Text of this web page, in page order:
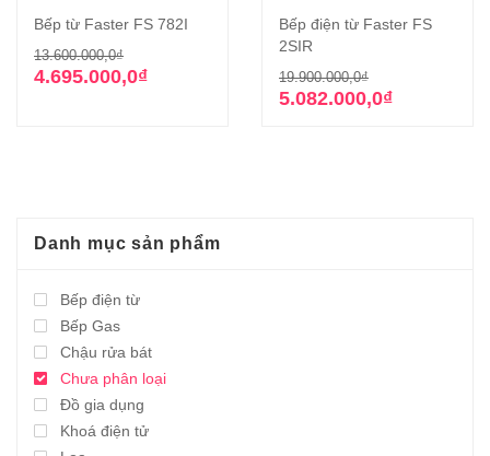
Bếp từ Faster FS 782I
13.600.000,0₫Giá
gốc
4.695.000,0₫
Giá
hiện
Bếp điện từ Faster FS
2SIR
19.900.000,0₫Giá
gốc
5.082.000,0₫
Giá
hiện
Danh mục sản phẩm
Bếp điện từ
Bếp Gas
Chậu rửa bát
Chưa phân loại
Đồ gia dụng
Khoá điện tử